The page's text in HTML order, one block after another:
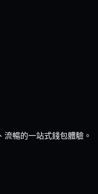
暢的一站式錢包體驗。